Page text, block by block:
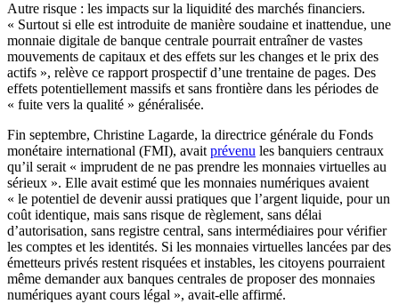
Autre risque : les impacts sur la liquidité des marchés financiers.
« Surtout si elle est introduite de manière soudaine et inattendue, une
monnaie digitale de banque centrale pourrait entraîner de vastes
mouvements de capitaux et des effets sur les changes et le prix des
actifs », relève ce rapport prospectif d’une trentaine de pages. Des
effets potentiellement massifs et sans frontière dans les périodes de
« fuite vers la qualité » généralisée.
Fin septembre, Christine Lagarde, la directrice générale du Fonds
monétaire international (FMI), avait prévenu les banquiers centraux
qu’il serait « imprudent de ne pas prendre les monnaies virtuelles au
sérieux ». Elle avait estimé que les monnaies numériques avaient
« le potentiel de devenir aussi pratiques que l’argent liquide, pour un
coût identique, mais sans risque de règlement, sans délai
d’autorisation, sans registre central, sans intermédiaires pour vérifier
les comptes et les identités. Si les monnaies virtuelles lancées par des
émetteurs privés restent risquées et instables, les citoyens pourraient
même demander aux banques centrales de proposer des monnaies
numériques ayant cours légal », avait-elle affirmé.